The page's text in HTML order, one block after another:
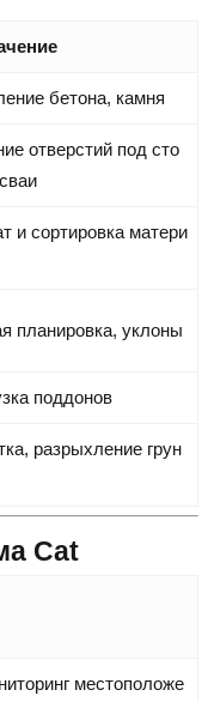
бетона, камня
отверстий под сто
и сортировка матери
планировка, уклоны
поддонов
разрыхление грун
Cat
местоположе